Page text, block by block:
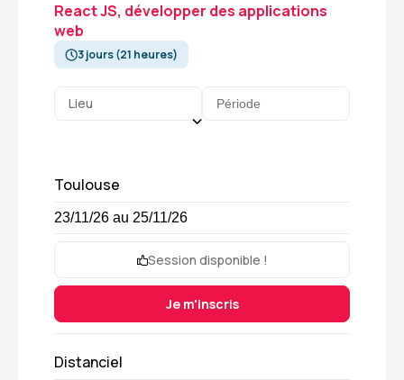
React JS, développer des applications
web
3 jours (21 heures)
Lieu
Toulouse
23/11/26 au 25/11/26
Session disponible !
Je m'inscris
Distanciel